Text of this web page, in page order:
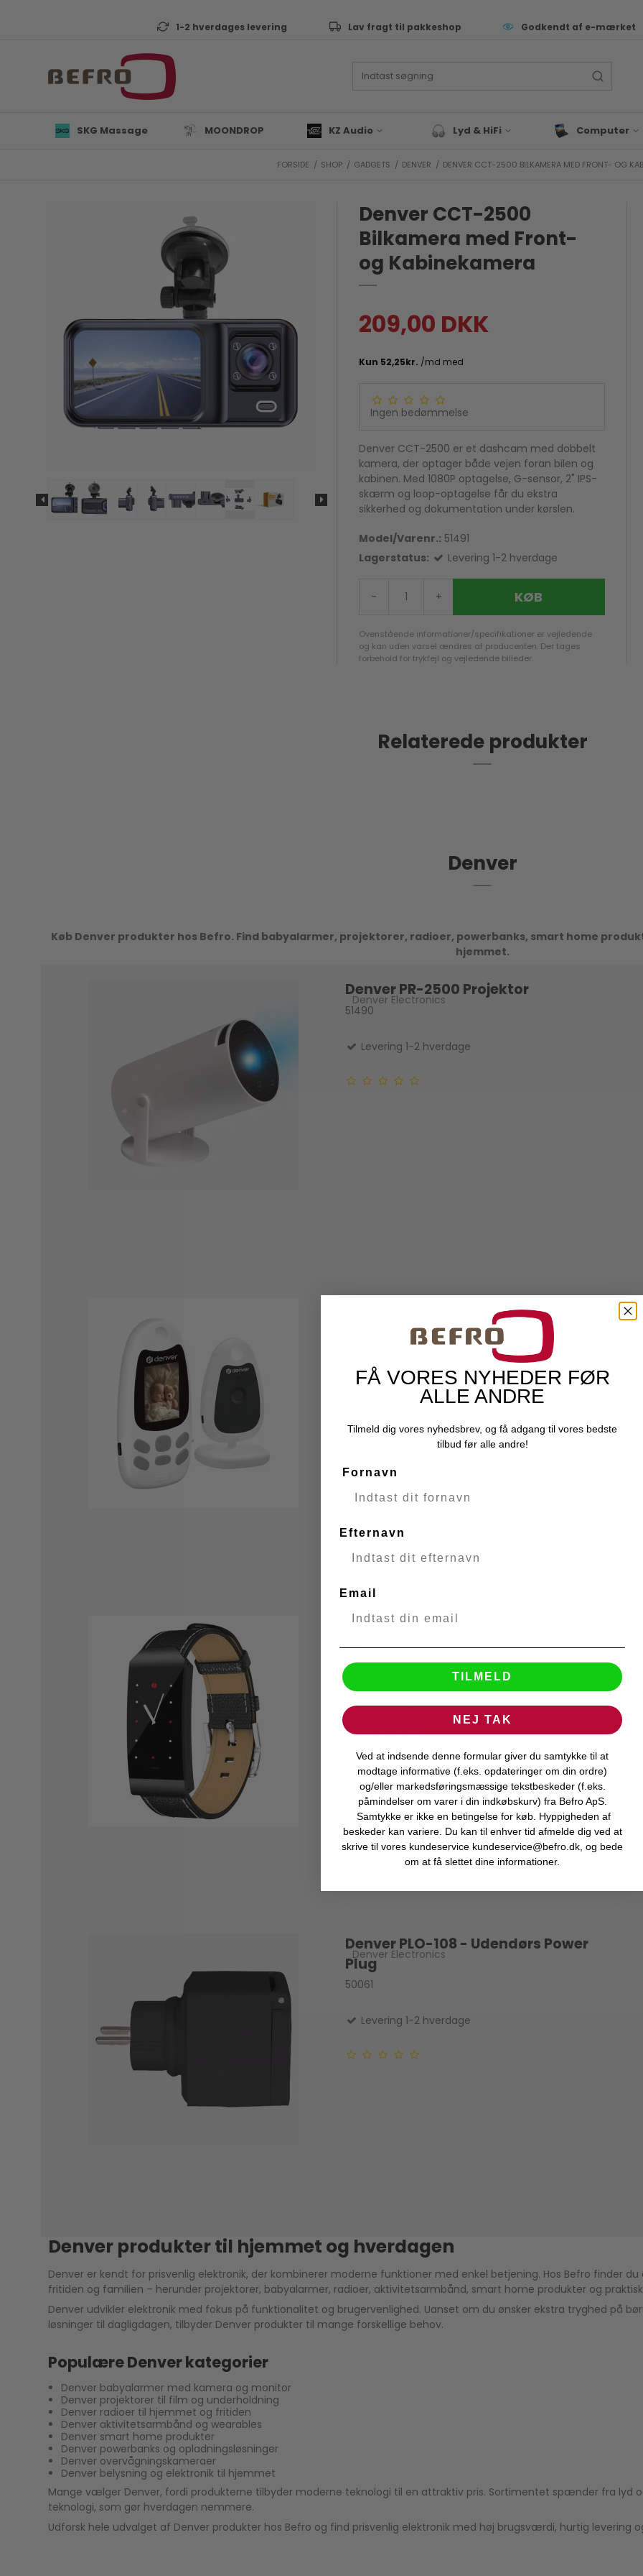
1-2 hverdages levering Lav fragt til pakkeshop Godkendt af e-mærket
SKG Massage MOONDROP KZ Audio
Live Performance
Keyboard & synth
Mix & studie
ALLROUND & VALUE
Lyd & HiFi
Lyd & Hifi tilbehør
Hovedtelefoner
Computer
Docks & Adaptere
FORSIDE / SHOP / GADGETS / DENVER / DENVER CCT-2500 BILKAMERA MED FRONT- OG
Denver CCT-2500
Bilkamera med Front-
og Kabinekamera
209,00 DKK
Ingen bedømmelse
Denver CCT-2500 er et dashcam med dobbelt
kamera, der optager både vejen foran bilen og
kabinen. Med 1080P optagelse, G-sensor, 2" IPS-
skærm og loop-optagelse får du ekstra
sikkerhed og dokumentation under kørslen.
Model/Varenr.: 51491
Lagerstatus:
Levering 1-2 hverdage
- + KØB
Ovenstående informationer/specifikationer er vejledende
og kan uden varsel ændres af producenten. Der tages
forbehold for trykfejl og vejledende billeder.
God score hos Trustpilot
Relaterede produkter
Denver
Køb Denver produkter hos Befro. Find babyalarmer, projektorer, radioer, powerbanks, smart home
hjemmet.
Denver PR-2500 Projektor
Denver Electronics
51490
Levering 1-2 hverdage
Denver BC-250 Babyalarm med
Kamera og 2" Skærm
Levering 1-2 hverdage
Denver BFH-250 Aktivitetsarmbånd -
Sort
50018
Levering 1-2 hverdage
Denver PLO-108 - Udendørs Power
Plug
Denver Electronics
50061
Levering 1-2 hverdage
Denver produkter til hjemmet og hverdagen
Denver er kendt for prisvenlig elektronik, der kombinerer moderne funktioner med enkel betjening. Hos Befro finder
fritiden og familien – herunder projektorer, babyalarmer, radioer, aktivitetsarmbånd, smart home produkter og
Denver udvikler elektronik med fokus på funktionalitet og brugervenlighed. Uanset om du ønsker ekstra tryghed på
løsninger til dagligdagen, tilbyder Denver produkter til mange forskellige behov.
Populære Denver kategorier
Denver babyalarmer med kamera og monitor
Denver projektorer til film og underholdning
Denver radioer til hjemmet og fritiden
Denver aktivitetsarmbånd og wearables
Denver smart home produkter
Denver powerbanks og opladningsløsninger
Denver overvågningskameraer
Denver belysning og elektronik til hjemmet
Mange vælger Denver, fordi produkterne tilbyder moderne teknologi til en attraktiv pris. Sortimentet spænder fra lyd
teknologi, som gør hverdagen nemmere.
Udforsk hele udvalget af Denver produkter hos Befro og find prisvenlig elektronik med høj brugsværdi, hurtig levering
FÅ VORES NYHEDER FØR
ALLE ANDRE
Tilmeld dig vores nyhedsbrev, og få adgang til vores bedste
tilbud før alle andre!
Fornavn
Efternavn
Email
TILMELD
NEJ TAK
Ved at indsende denne formular giver du samtykke til at
modtage informative (f.eks. opdateringer om din ordre)
og/eller markedsføringsmæssige tekstbeskeder (f.eks.
påmindelser om varer i din indkøbskurv) fra Befro ApS.
Samtykke er ikke en betingelse for køb. Hyppigheden af
beskeder kan variere. Du kan til enhver tid afmelde dig ved at
skrive til vores kundeservice kundeservice@befro.dk, og bede
om at få slettet dine informationer.